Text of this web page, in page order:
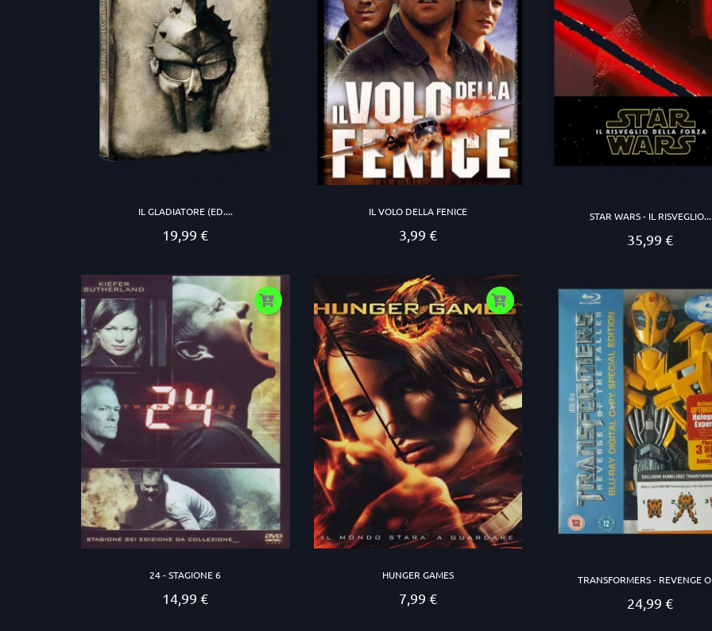
IL GLADIATORE (ED....
Prezzo
19,99 €
IL VOLO DELLA FENICE
Prezzo
3,99 €
STAR WARS - IL RISVEGLIO...
Prezzo
35,99 €
24 - STAGIONE 6
Prezzo
14,99 €
HUNGER GAMES
Prezzo
7,99 €
TRANSFORMERS - REVENGE
Prezzo
24,99 €